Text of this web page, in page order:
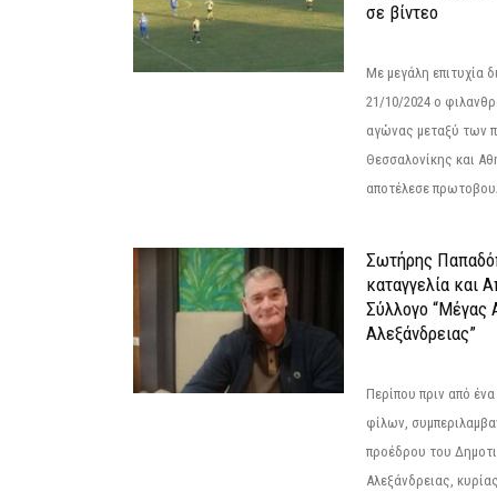
σε βίντεο
Με μεγάλη επιτυχία
21/10/2024 ο
αγώνας μεταξύ των
Θεσσαλονίκης και
αποτέλεσε
Σωτήρης
καταγγελία και
Σύλλογο “Μέγας
Αλεξάνδρειας”
Περίπου πριν από
φίλων,
προέδρου του
Αλεξάνδρειας,